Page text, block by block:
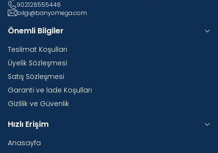
902126555446
bilgi@banyomega.com
Önemli Bilgiler
Teslimat Koşulları
Üyelik Sözleşmesi
Satış Sözleşmesi
Garanti ve İade Koşulları
Gizlilik ve Güvenlik
Hızlı Erişim
Anasayfa